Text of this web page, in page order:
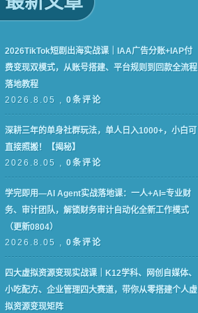
2026TikTok短剧出海实战课｜IAA广告分账+IAP付
费变现双模式，从账号搭建、平台规则到回款全流程
落地教程
2026.8.05 , 0条评论
深耕三年的单身社群玩法，单人日入1000+，小白可
直接照搬！【揭秘】
2026.8.05 , 0条评论
学完即用—AI Agent实战落地课：一人+AI=专业财
务、审计团队，解锁财务审计自动化全新工作模式
（更新0804）
2026.8.05 , 0条评论
四大虚拟资源变现实战课｜K12学科、网创自媒体、
小吃配方、企业管理四大赛道，带你从零搭建个人虚
拟资源变现矩阵